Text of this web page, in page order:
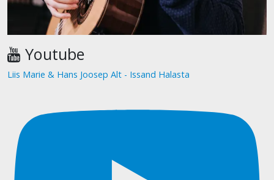
Youtube
Liis Marie & Hans Joosep Alt - Issand Halasta